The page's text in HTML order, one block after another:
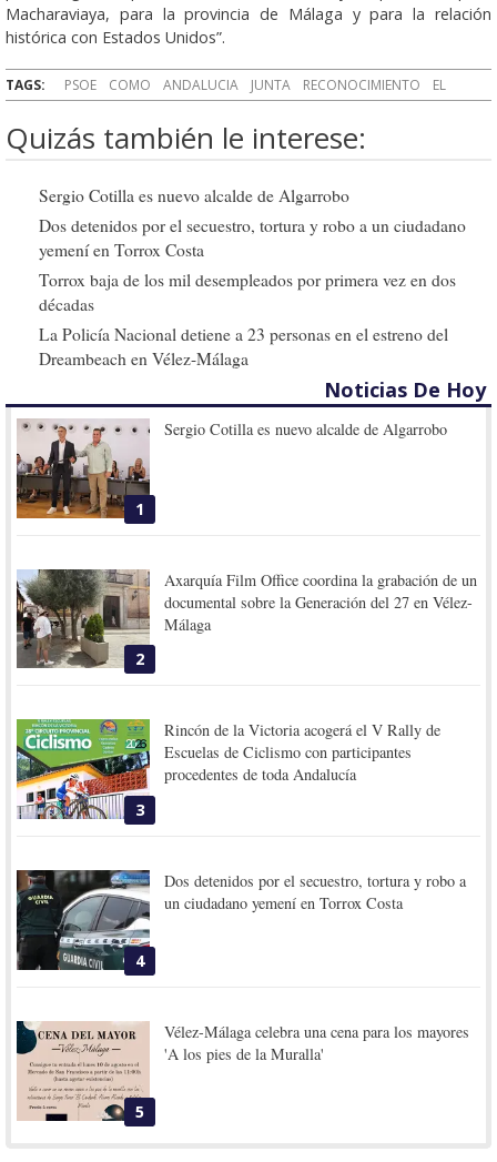
Macharaviaya, para la provincia de Málaga y para la relación
histórica con Estados Unidos”.
TAGS: PSOE COMO ANDALUCIA JUNTA RECONOCIMIENTO EL
Quizás también le interese:
Sergio Cotilla es nuevo alcalde de Algarrobo
Dos detenidos por el secuestro, tortura y robo a un ciudadano
yemení en Torrox Costa
Torrox baja de los mil desempleados por primera vez en dos
décadas
La Policía Nacional detiene a 23 personas en el estreno del
Dreambeach en Vélez-Málaga
Noticias De Hoy
1
Sergio Cotilla es nuevo alcalde de Algarrobo
2
Axarquía Film Office coordina la grabación de un
documental sobre la Generación del 27 en Vélez-
Málaga
3
Rincón de la Victoria acogerá el V Rally de
Escuelas de Ciclismo con participantes
procedentes de toda Andalucía
4
Dos detenidos por el secuestro, tortura y robo a
un ciudadano yemení en Torrox Costa
5
Vélez-Málaga celebra una cena para los mayores
'A los pies de la Muralla'